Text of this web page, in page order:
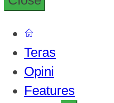
Teras
Opini
Features